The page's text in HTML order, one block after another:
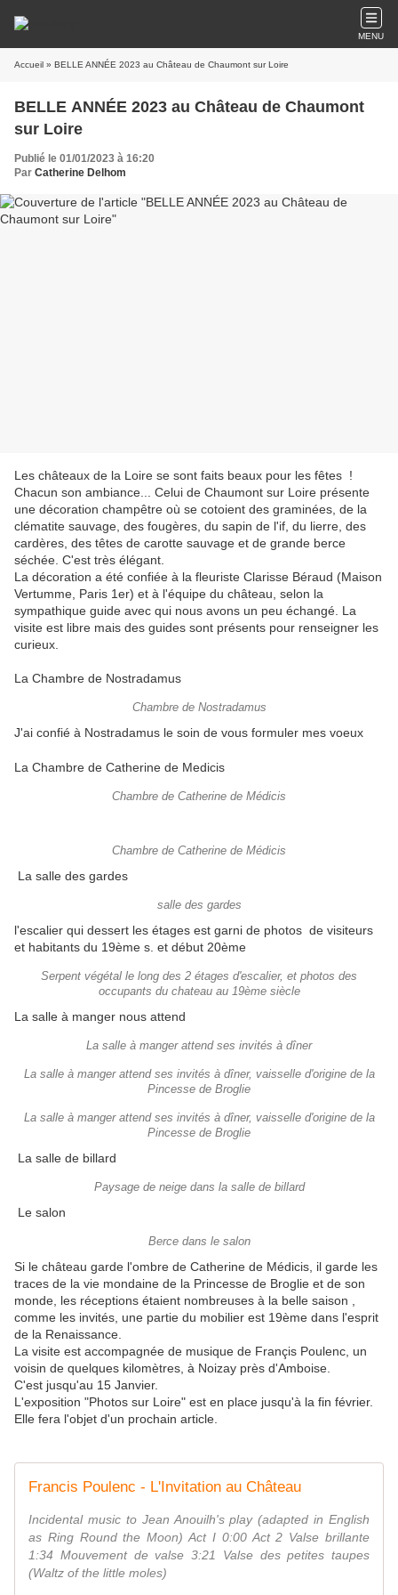
MENU
Accueil » BELLE ANNÉE 2023 au Château de Chaumont sur Loire
BELLE ANNÉE 2023 au Château de Chaumont
sur Loire
Publié le 01/01/2023 à 16:20
Par Catherine Delhom
Les châteaux de la Loire se sont faits beaux pour les fêtes !
Chacun son ambiance... Celui de Chaumont sur Loire présente
une décoration champêtre où se cotoient des graminées, de la
clématite sauvage, des fougères, du sapin de l'if, du lierre, des
cardères, des têtes de carotte sauvage et de grande berce
séchée. C'est très élégant.
La décoration a été confiée à la fleuriste Clarisse Béraud (Maison
Vertumme, Paris 1er) et à l'équipe du château, selon la
sympathique guide avec qui nous avons un peu échangé. La
visite est libre mais des guides sont présents pour renseigner les
curieux.
La Chambre de Nostradamus
Chambre de Nostradamus
J'ai confié à Nostradamus le soin de vous formuler mes voeux
La Chambre de Catherine de Medicis
Chambre de Catherine de Médicis
Chambre de Catherine de Médicis
La salle des gardes
salle des gardes
l'escalier qui dessert les étages est garni de photos de visiteurs
et habitants du 19ème s. et début 20ème
Serpent végétal le long des 2 étages d'escalier, et photos des
occupants du chateau au 19ème siècle
La salle à manger nous attend
La salle à manger attend ses invités à dîner
La salle à manger attend ses invités à dîner, vaisselle d'origine de la
Pincesse de Broglie
La salle à manger attend ses invités à dîner, vaisselle d'origine de la
Pincesse de Broglie
La salle de billard
Paysage de neige dans la salle de billard
Le salon
Berce dans le salon
Si le château garde l'ombre de Catherine de Médicis, il garde les
traces de la vie mondaine de la Princesse de Broglie et de son
monde, les réceptions étaient nombreuses à la belle saison ,
comme les invités, une partie du mobilier est 19ème dans l'esprit
de la Renaissance.
La visite est accompagnée de musique de Françis Poulenc, un
voisin de quelques kilomètres, à Noizay près d'Amboise.
C'est jusqu'au 15 Janvier.
L'exposition "Photos sur Loire" est en place jusqu'à la fin février.
Elle fera l'objet d'un prochain article.
Francis Poulenc - L'Invitation au Château
Incidental music to Jean Anouilh's play (adapted in English
as Ring Round the Moon) Act I 0:00 Act 2 Valse brillante
1:34 Mouvement de valse 3:21 Valse des petites taupes
(Waltz of the little moles)